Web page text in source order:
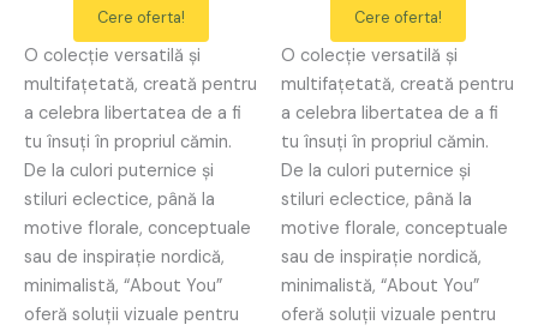
Cere oferta!
O colecție versatilă și
multifațetată, creată pentru
a celebra libertatea de a fi
tu însuți în propriul cămin.
De la culori puternice și
stiluri eclectice, până la
motive florale, conceptuale
sau de inspirație nordică,
minimalistă, “About You”
oferă soluții vizuale pentru
Cere oferta!
O colecție versatilă și
multifațetată, creată pentru
a celebra libertatea de a fi
tu însuți în propriul cămin.
De la culori puternice și
stiluri eclectice, până la
motive florale, conceptuale
sau de inspirație nordică,
minimalistă, “About You”
oferă soluții vizuale pentru